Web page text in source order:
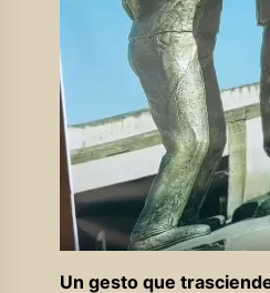
Un gesto que